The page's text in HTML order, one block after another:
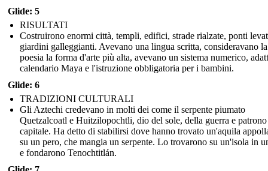
Glide: 5
RISULTATI
Costruirono enormi città, templi, edifici, strade rialzate, ponti
giardini galleggianti. Avevano una lingua scritta, consideravano la
poesia la forma d'arte più alta, avevano un sistema numerico,
calendario Maya e l'istruzione obbligatoria per i bambini.
Glide: 6
TRADIZIONI CULTURALI
Gli Aztechi credevano in molti dei come il serpente piumato
Quetzalcoatl e Huitzilopochtli, dio del sole, della guerra e
capitale. Ha detto di stabilirsi dove hanno trovato un'aquila
su un pero, che mangia un serpente. Lo trovarono su un'isola in
e fondarono Tenochtitlán.